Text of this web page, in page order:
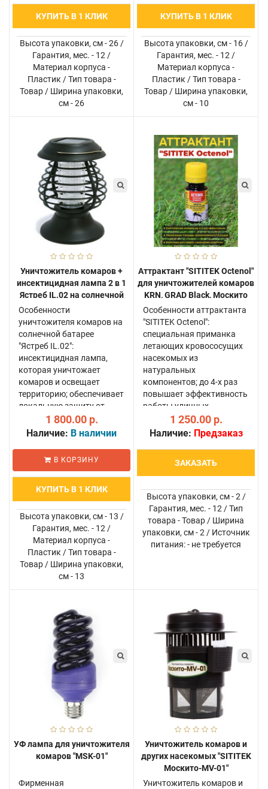
(сразу 5 факторов);
комплектуется фи..
КУПИТЬ В 1 КЛИК
Высота упаковки, см - 26 /
Гарантия, мес. - 12 /
Материал корпуса -
Пластик / Тип товара -
Товар / Ширина упаковки,
см - 26
сеткой под напр..
КУПИТЬ В 1 КЛИК
Высота упаковки, см - 16 /
Гарантия, мес. - 12 /
Материал корпуса -
Пластик / Тип товара -
Товар / Ширина упаковки,
см - 10
Уничтожитель комаров +
инсектицидная лампа 2 в 1
Ястреб IL.02 на солнечной
батарее
Особенности
уничтожителя комаров на
солнечной батарее
"Ястреб IL.02":
инсектицидная лампа,
которая уничтожает
комаров и освещает
территорию; обеспечивает
локальную защиту от
кровососущих насекомых
в радиусе до 5 метров;
требуя никаких настрое..
1 800.00 р.
Наличие: В наличии
В КОРЗИНУ
КУПИТЬ В 1 КЛИК
Высота упаковки, см - 13 /
Гарантия, мес. - 12 /
Материал корпуса -
Пластик / Тип товара -
Товар / Ширина упаковки,
см - 13
Аттрактант "SITITEK Octenol"
для уничтожителей комаров
KRN, GRAD Black, Москито
MV-01/MV-11, Mosquito Cube
и т.д.
Особенности аттрактанта
"SITITEK Octenol":
специальная приманка
летающих кровососущих
насекомых из
натуральных
компонентов; до 4-х раз
повышает эффективность
работы уличных
уничтожителей комаров;
площадь приманивания
аттрактанта
увеличивается в 1,5-2
раза; состав по..
1 250.00 р.
Наличие: Предзаказ
ЗАКАЗАТЬ
Высота упаковки, см - 2 /
Гарантия, мес. - 12 / Тип
товара - Товар / Ширина
упаковки, см - 2 / Источник
питания: - не требуется
УФ лампа для уничтожителя
комаров "MSK-01"
Фирменная
Уничтожитель комаров и
других насекомых "SITITEK
Москито-MV-01"
Уничтожитель комаров и